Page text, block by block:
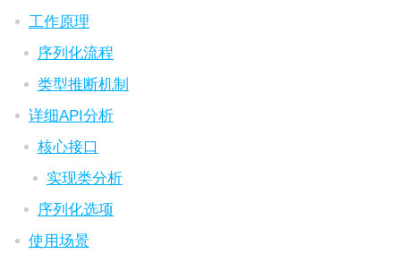
工作原理
序列化流程
类型推断机制
详细API分析
核心接口
实现类分析
序列化选项
使用场景